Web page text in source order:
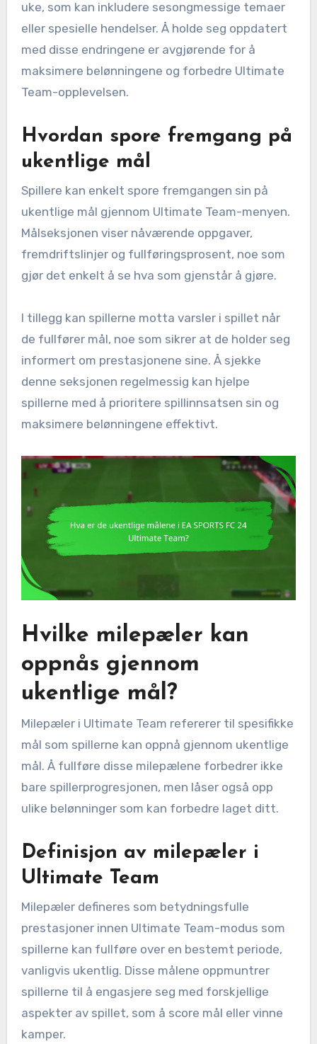
uke, som kan inkludere sesongmessige temaer
eller spesielle hendelser. Å holde seg oppdatert
med disse endringene er avgjørende for å
maksimere belønningene og forbedre Ultimate
Team-opplevelsen.
Hvordan spore fremgang på
ukentlige mål
Spillere kan enkelt spore fremgangen sin på
ukentlige mål gjennom Ultimate Team-menyen.
Målseksjonen viser nåværende oppgaver,
fremdriftslinjer og fullføringsprosent, noe som
gjør det enkelt å se hva som gjenstår å gjøre.
I tillegg kan spillerne motta varsler i spillet når
de fullfører mål, noe som sikrer at de holder seg
informert om prestasjonene sine. Å sjekke
denne seksjonen regelmessig kan hjelpe
spillerne med å prioritere spillinnsatsen sin og
maksimere belønningene effektivt.
Hvilke milepæler kan
oppnås gjennom
ukentlige mål?
Milepæler i Ultimate Team refererer til spesifikke
mål som spillerne kan oppnå gjennom ukentlige
mål. Å fullføre disse milepælene forbedrer ikke
bare spillerprogresjonen, men låser også opp
ulike belønninger som kan forbedre laget ditt.
Definisjon av milepæler i
Ultimate Team
Milepæler defineres som betydningsfulle
prestasjoner innen Ultimate Team-modus som
spillerne kan fullføre over en bestemt periode,
vanligvis ukentlig. Disse målene oppmuntrer
spillerne til å engasjere seg med forskjellige
aspekter av spillet, som å score mål eller vinne
kamper.